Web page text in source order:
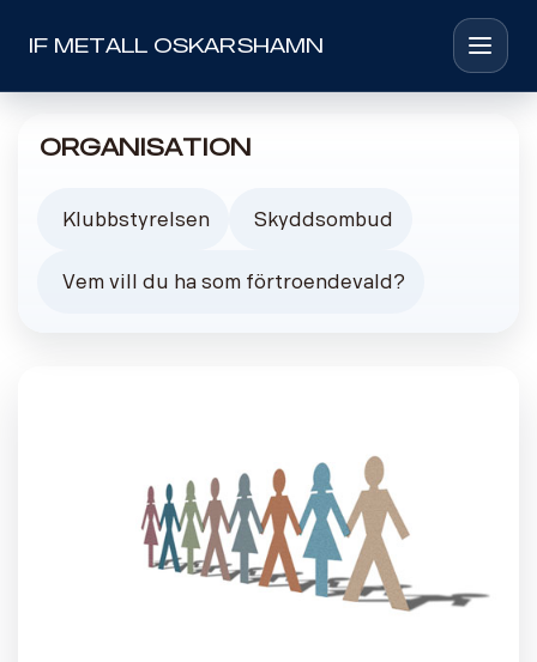
IF METALL OSKARSHAMN Toggle
Organisation
Klubbstyrelsen Skyddsombud
Vem vill du ha som förtroendevald?